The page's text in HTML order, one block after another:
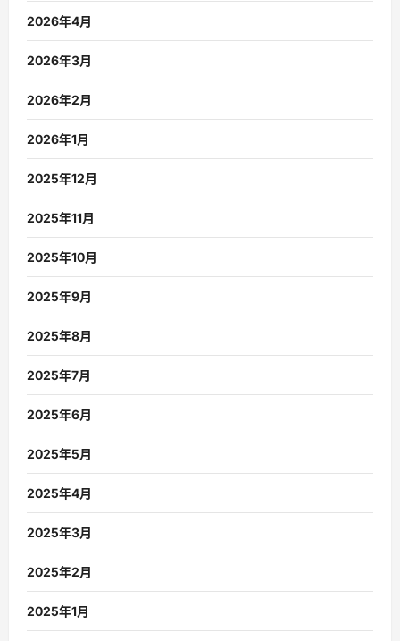
2026年4月
2026年3月
2026年2月
2026年1月
2025年12月
2025年11月
2025年10月
2025年9月
2025年8月
2025年7月
2025年6月
2025年5月
2025年4月
2025年3月
2025年2月
2025年1月